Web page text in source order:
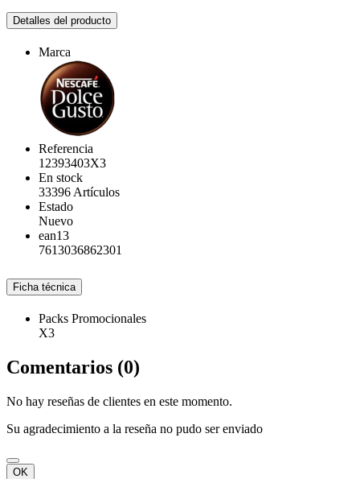
Detalles del producto
Marca
Referencia
12393403X3
En stock
33396 Artículos
Estado
Nuevo
ean13
7613036862301
Ficha técnica
Packs Promocionales
X3
Comentarios (0)
No hay reseñas de clientes en este momento.
Su agradecimiento a la reseña no pudo ser enviado
OK